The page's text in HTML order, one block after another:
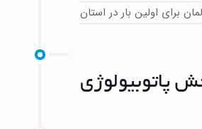
پاتوبیولوژی